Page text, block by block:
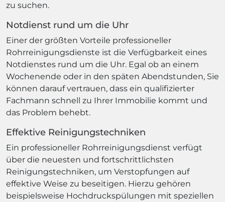
zu suchen.
Notdienst rund um die Uhr
Einer der größten Vorteile professioneller
Rohrreinigungsdienste ist die Verfügbarkeit eines
Notdienstes rund um die Uhr. Egal ob an einem
Wochenende oder in den späten Abendstunden, Sie
können darauf vertrauen, dass ein qualifizierter
Fachmann schnell zu Ihrer Immobilie kommt und
das Problem behebt.
Effektive Reinigungstechniken
Ein professioneller Rohrreinigungsdienst verfügt
über die neuesten und fortschrittlichsten
Reinigungstechniken, um Verstopfungen auf
effektive Weise zu beseitigen. Hierzu gehören
beispielsweise Hochdruckspülungen mit speziellen